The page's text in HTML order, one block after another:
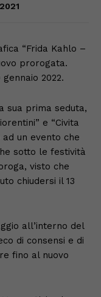
“Frida Kahlo –
prorogata.
2022.
sua prima seduta,
e “Civita
ad un evento che
sotto le festività
visto che
chiudersi il 13
all’interno del
di consensi e di
fino al nuovo